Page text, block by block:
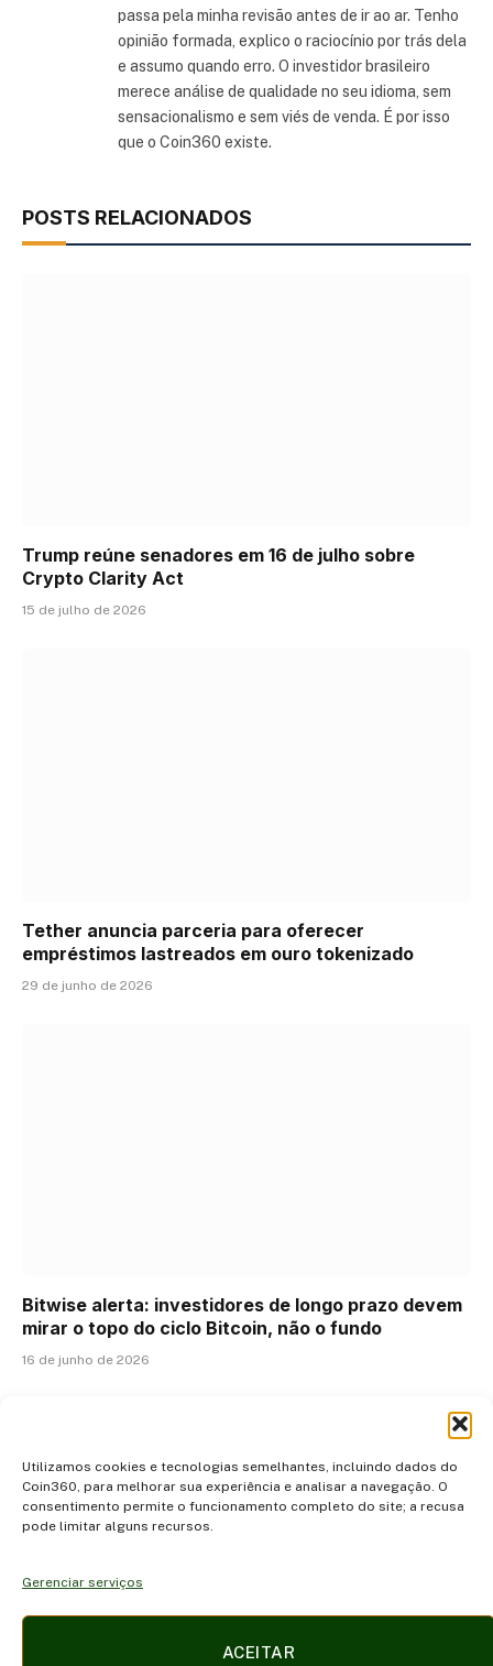
Utilizamos cookies e tecnologias semelhantes, incluindo dados do
Coin360, para melhorar sua experiência e analisar a navegação. O
consentimento permite o funcionamento completo do site; a recusa
pode limitar alguns recursos.
Gerenciar serviços
ACEITAR
passa pela minha revisão antes de ir ao ar. Tenho
opinião formada, explico o raciocínio por trás dela
e assumo quando erro. O investidor brasileiro
merece análise de qualidade no seu idioma, sem
sensacionalismo e sem viés de venda. É por isso
que o Coin360 existe.
POSTS RELACIONADOS
Trump reúne senadores em 16 de julho sobre
Crypto Clarity Act
15 de julho de 2026
Tether anuncia parceria para oferecer
empréstimos lastreados em ouro tokenizado
29 de junho de 2026
Bitwise alerta: investidores de longo prazo devem
mirar o topo do ciclo Bitcoin, não o fundo
16 de junho de 2026